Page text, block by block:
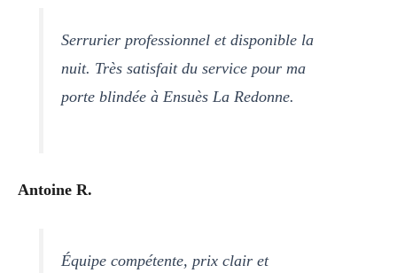
Serrurier professionnel et disponible la
nuit. Très satisfait du service pour ma
porte blindée à Ensuès La Redonne.
Antoine R.
Équipe compétente, prix clair et